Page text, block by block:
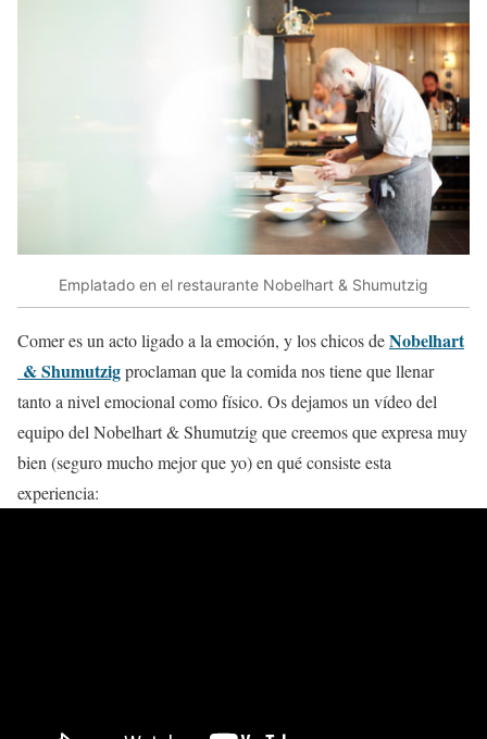
Emplatado en el restaurante Nobelhart & Shumutzig
Comer es un acto ligado a la emoción, y los chicos deNobelhart
& Shumutzigproclaman que la comida nos tiene que llenar
tanto a nivel emocional como físico. Os dejamos un vídeo del
equipo del Nobelhart & Shumutzig que creemos que expresa muy
bien (seguro mucho mejor que yo) en qué consiste esta
experiencia: